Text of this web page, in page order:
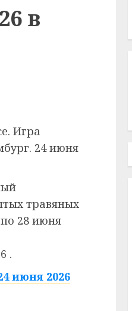
в
Игра
24 июня
травяных
28 июня
.
июня 2026